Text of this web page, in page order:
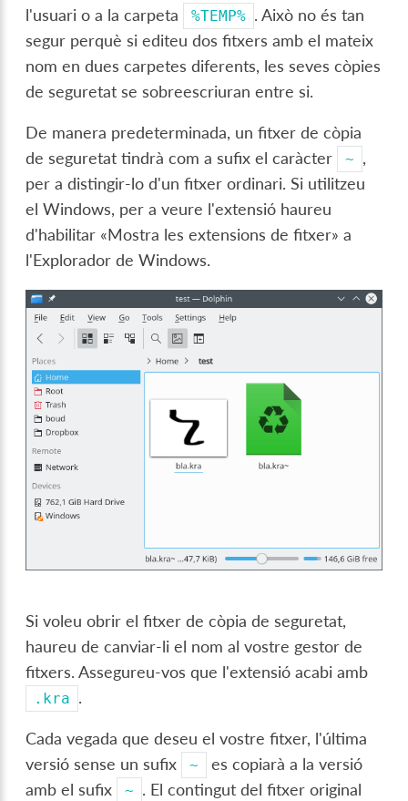
l'usuari o a la carpeta
%TEMP% . Això no és tan
segur perquè si editeu dos fitxers amb el mateix
nom en dues carpetes diferents, les seves còpies
de seguretat se sobreescriuran entre si.
De manera predeterminada, un fitxer de còpia
de seguretat tindrà com a sufix el caràcter
~ ,
per a distingir-lo d'un fitxer ordinari. Si utilitzeu
el Windows, per a veure l'extensió haureu
d'habilitar «Mostra les extensions de fitxer» a
l'Explorador de Windows.
Si voleu obrir el fitxer de còpia de seguretat,
haureu de canviar-li el nom al vostre gestor de
fitxers. Assegureu-vos que l'extensió acabi amb
.kra .
Cada vegada que deseu el vostre fitxer, l'última
versió sense un sufix
~
es copiarà a la versió
amb el sufix
~ . El contingut del fitxer original